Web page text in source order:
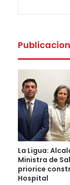
La Ligua:
Ministra de
priorice
Hospital